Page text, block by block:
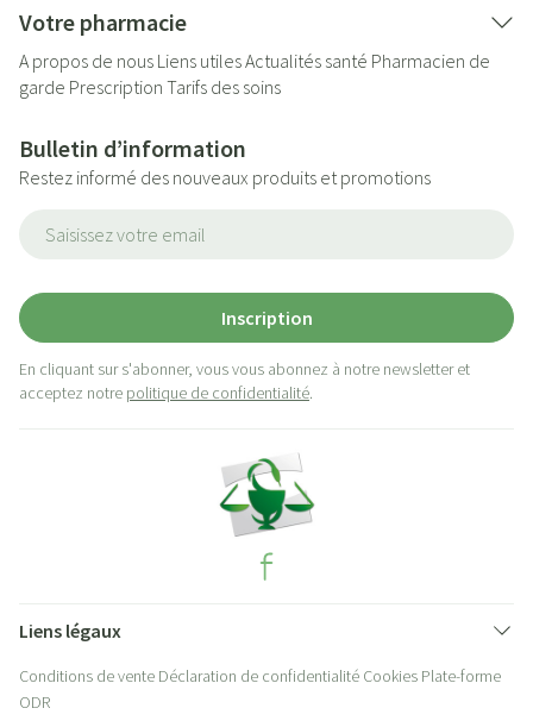
Votre pharmacie
A propos de nous Liens utilesActualités santé Pharmacien de
garde Prescription Tarifs des soins
Bulletin d’information
Restez informé des nouveaux produits et promotions
Inscription
En cliquant sur s'abonner, vous vous abonnez à notre newsletter et
acceptez notre politique de confidentialité.
Liens légaux
Conditions de vente Déclaration de confidentialité Cookies Plate-forme
ODR